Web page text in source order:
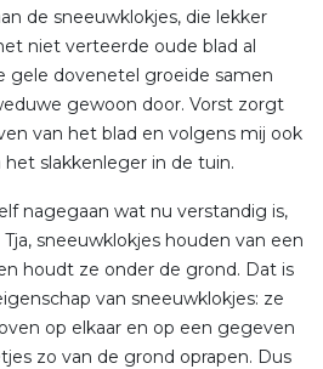
de sneeuwklokjes, die lekker
niet verteerde oude blad al
gele dovenetel groeide samen
gewoon door. Vorst zorgt
van het blad en volgens mij ook
slakkenleger in de tuin.
nagegaan wat nu verstandig is,
sneeuwklokjes houden van een
houdt ze onder de grond. Dat is
van sneeuwklokjes: ze
op elkaar en op een gegeven
zo van de grond oprapen. Dus